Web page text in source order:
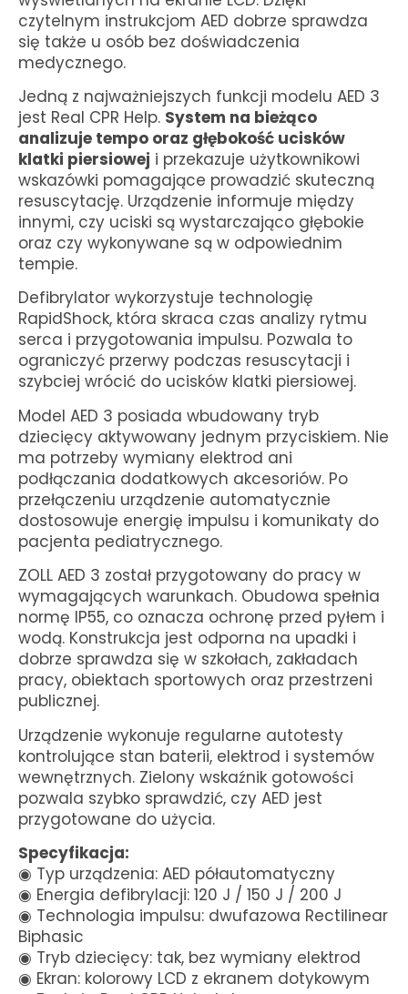
czytelnym instrukcjom AED dobrze sprawdza
się także u osób bez doświadczenia
medycznego.
Jedną z najważniejszych funkcji modelu AED 3
jest Real CPR Help. System na bieżąco
analizuje tempo oraz głębokość ucisków
klatki piersiowej i przekazuje użytkownikowi
wskazówki pomagające prowadzić skuteczną
resuscytację. Urządzenie informuje między
innymi, czy uciski są wystarczająco głębokie
oraz czy wykonywane są w odpowiednim
tempie.
Defibrylator wykorzystuje technologię
RapidShock, która skraca czas analizy rytmu
serca i przygotowania impulsu. Pozwala to
ograniczyć przerwy podczas resuscytacji i
szybciej wrócić do ucisków klatki piersiowej.
Model AED 3 posiada wbudowany tryb
dziecięcy aktywowany jednym przyciskiem. Nie
ma potrzeby wymiany elektrod ani
podłączania dodatkowych akcesoriów. Po
przełączeniu urządzenie automatycznie
dostosowuje energię impulsu i komunikaty do
pacjenta pediatrycznego.
ZOLL AED 3 został przygotowany do pracy w
wymagających warunkach. Obudowa spełnia
normę IP55, co oznacza ochronę przed pyłem i
wodą. Konstrukcja jest odporna na upadki i
dobrze sprawdza się w szkołach, zakładach
pracy, obiektach sportowych oraz przestrzeni
publicznej.
Urządzenie wykonuje regularne autotesty
kontrolujące stan baterii, elektrod i systemów
wewnętrznych. Zielony wskaźnik gotowości
pozwala szybko sprawdzić, czy AED jest
przygotowane do użycia.
Specyfikacja:
◉ Typ urządzenia: AED półautomatyczny
◉ Energia defibrylacji: 120 J / 150 J / 200 J
◉ Technologia impulsu: dwufazowa Rectilinear
Biphasic
◉ Tryb dziecięcy: tak, bez wymiany elektrod
◉ Ekran: kolorowy LCD z ekranem dotykowym